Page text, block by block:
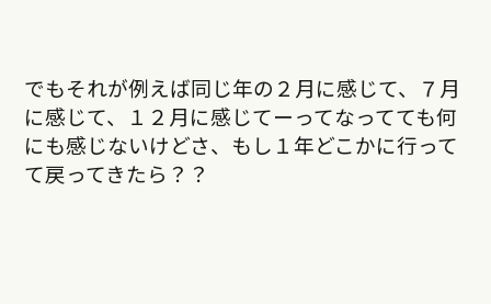
でもそれが例えば同じ年の２月に感じて、７月
に感じて、１２月に感じてーってなってても何
にも感じないけどさ、もし１年どこかに行って
て戻ってきたら？？